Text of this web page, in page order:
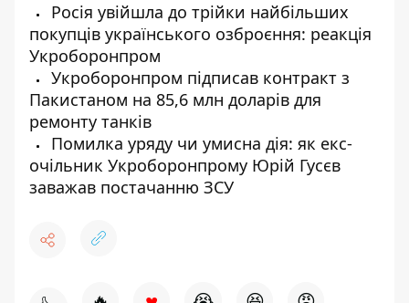
Росія увійшла до трійки найбільших
покупців українського озброєння: реакція
Укроборонпром
Укроборонпром підписав контракт з
Пакистаном на 85,6 млн доларів для
ремонту танків
Помилка уряду чи умисна дія: як екс-
очільник Укроборонпрому Юрій Гусєв
заважав постачанню ЗСУ